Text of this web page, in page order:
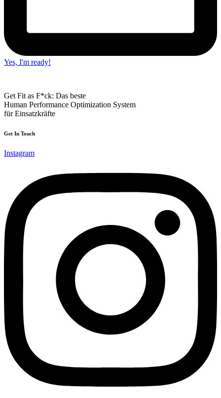
Yes, I'm ready!
Get Fit as F*ck: Das beste
Human Performance Optimization System
für Einsatzkräfte
Get In Touch
Instagram